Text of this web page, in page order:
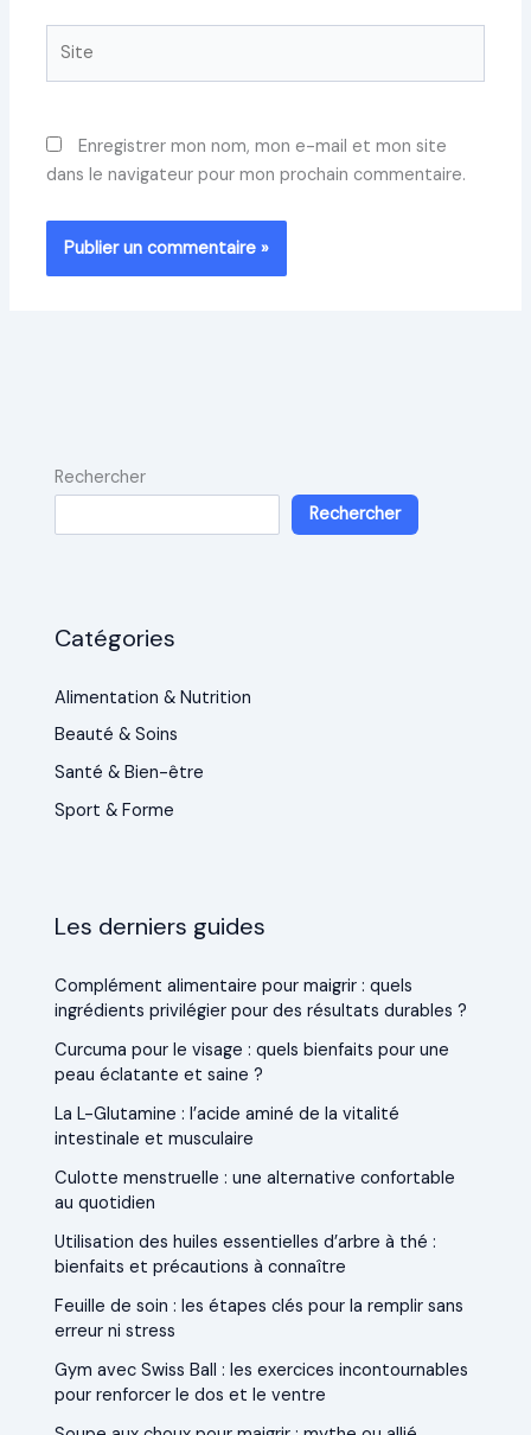
Enregistrer mon nom, mon e-mail et mon site
dans le navigateur pour mon prochain commentaire.
Rechercher
Rechercher
Catégories
Alimentation & Nutrition
Beauté & Soins
Santé & Bien-être
Sport & Forme
Les derniers guides
Complément alimentaire pour maigrir : quels
ingrédients privilégier pour des résultats durables ?
Curcuma pour le visage : quels bienfaits pour une
peau éclatante et saine ?
La L-Glutamine : l’acide aminé de la vitalité
intestinale et musculaire
Culotte menstruelle : une alternative confortable
au quotidien
Utilisation des huiles essentielles d’arbre à thé :
bienfaits et précautions à connaître
Feuille de soin : les étapes clés pour la remplir sans
erreur ni stress
Gym avec Swiss Ball : les exercices incontournables
pour renforcer le dos et le ventre